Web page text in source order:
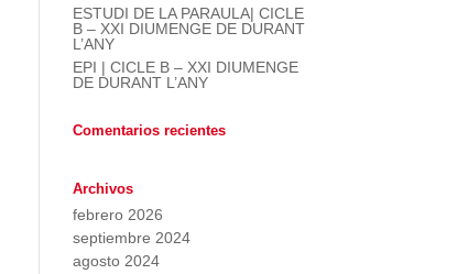
ESTUDI DE LA PARAULA| CICLE
B – XXI DIUMENGE DE DURANT
L’ANY
EPI | CICLE B – XXI DIUMENGE
DE DURANT L’ANY
Comentarios recientes
Archivos
febrero 2026
septiembre 2024
agosto 2024